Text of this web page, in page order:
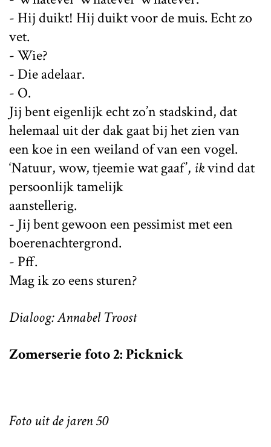
- Hij duikt! Hij duikt voor de muis. Echt zo
vet.
- Wie?
- Die adelaar.
- O.
Jij bent eigenlijk echt zo’n stadskind, dat
helemaal uit der dak gaat bij het zien van
een koe in een weiland of van een vogel.
‘Natuur, wow, tjeemie wat gaaf’, ikvind dat
persoonlijk tamelijk
aanstellerig.
- Jij bent gewoon een pessimist met een
boerenachtergrond.
- Pff.
Mag ik zo eens sturen?
Dialoog: Annabel Troost
Zomerserie foto 2: Picknick
Foto uit de jaren 50